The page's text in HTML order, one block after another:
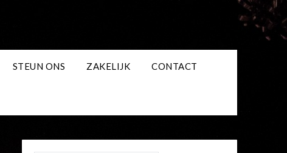
STEUN ONS ZAKELIJK CONTACT